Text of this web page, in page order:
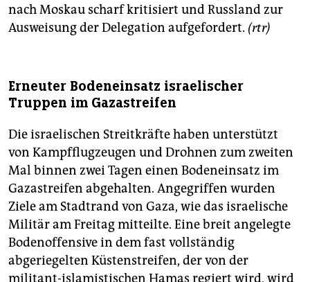
nach Moskau scharf kritisiert und Russland zur
Ausweisung der Delegation aufgefordert. (rtr)
Erneuter Bodeneinsatz israelischer
Truppen im Gazastreifen
Die israelischen Streitkräfte haben unterstützt
von Kampfflugzeugen und Drohnen zum zweiten
Mal binnen zwei Tagen einen Bodeneinsatz im
Gazastreifen abgehalten. Angegriffen wurden
Ziele am Stadtrand von Gaza, wie das israelische
Militär am Freitag mitteilte. Eine breit angelegte
Bodenoffensive in dem fast vollständig
abgeriegelten Küstenstreifen, der von der
militant-islamistischen Hamas regiert wird, wird